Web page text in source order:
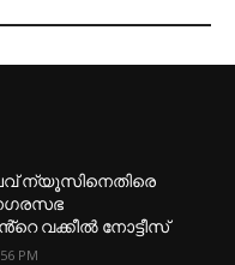
ന്യൂസിനെതിരെ
വക്കീൽ നോട്ടീസ്
PM